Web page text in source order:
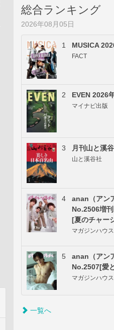
総合ランキング
2026年08月05日
1 MUSICA
FACT
2 EVEN 2026
マイナビ出版
3 月刊山と溪
山と溪谷社
4
anan（アン
No.2506増
[夏のチャー
マガジンハウス
5
anan（アン
No.2507[愛
マガジンハウス
一覧へ